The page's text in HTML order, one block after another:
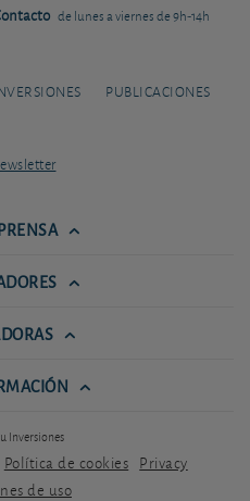
de lunes a viernes de 9h-14h
PUBLICACIONES
Inversiones
Política de cookies Privacy
de uso